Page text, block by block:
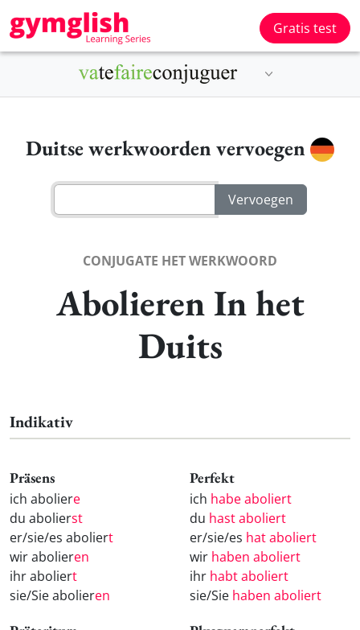
Gratis test
Duitse werkwoorden vervoegen
CONJUGATE HET WERKWOORD
Abolieren In het
Duits
Indikativ
Präsens
ich aboliere
du abolierst
er/sie/es aboliert
wir abolieren
ihr aboliert
sie/Sie abolieren
Perfekt
ich habe aboliert
du hast aboliert
er/sie/es hat aboliert
wir haben aboliert
ihr habt aboliert
sie/Sie haben aboliert